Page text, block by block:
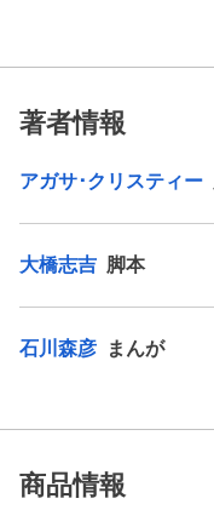
著者情報
アガサ･クリスティー
大橋志吉 脚本
石川森彦 まんが
商品情報